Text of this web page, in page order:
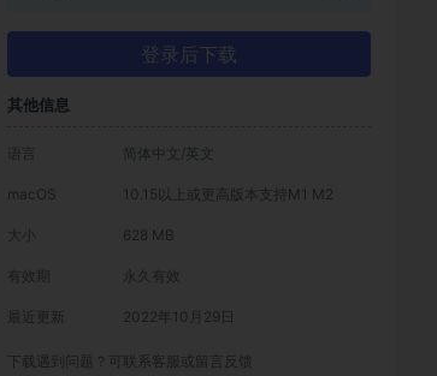
登录后下载
其他信息
语言 简体中文/英文
macOS 10.15以上或更高版本支持M1 M2
大小 628 MB
有效期 永久有效
最近更新 2022年10月29日
下载遇到问题？可联系客服或留言反馈